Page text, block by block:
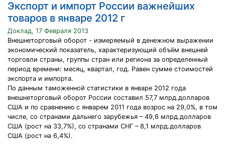
Экспорт и импорт России важнейших
товаров в январе 2012 г
Доклад, 17 Февраля 2013
Внешнеторговый оборот - измеряемый в денежном выражении
экономический показатель, характеризующий объём внешней
торговли страны, группы стран или региона за определенный
период времени: месяц, квартал, год. Равен сумме стоимостей
экспорта и импорта.
По данным таможенной статистики в январе 2012 года
внешнеторговый оборот России составил 57,7 млрд.долларов
США и по сравнению с январем 2011 года возрос на 29,0%, в том
числе, со странами дальнего зарубежья – 49,6 млрд.долларов
США (рост на 33,7%), со странами СНГ – 8,1 млрд.долларов
США (рост на 6,4%).